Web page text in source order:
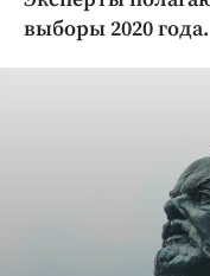
Криминал
Праздники
выборы 2020 года.